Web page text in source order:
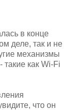
в конце
деле, так и не
механизмы
такие как Wi-Fi
что он